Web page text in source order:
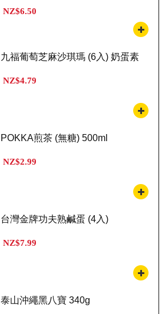
NZ$6.50
九福葡萄芝麻沙琪瑪 (6入) 奶蛋素
NZ$4.79
POKKA煎茶 (無糖) 500ml
NZ$2.99
台灣金牌功夫熟鹹蛋 (4入)
NZ$7.99
泰山沖繩黑八寶 340g